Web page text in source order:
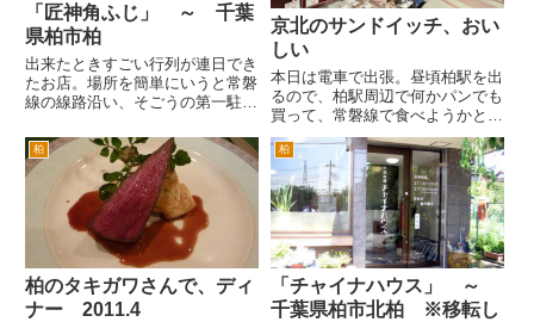
「匠神角ふじ」 ～ 千葉
県柏市柏
出来たときすごい行列が連日でき
たお店。場所を簡単にいうと常磐
線の線路沿い、そごうの第一駐車
を出て、線路沿いに取手方面へ進
みます。そごうの脇を通り道なり
に進むと、左手におあります。
店内は、7席程度なためちょっ
京北のサンドイッチ、おい
しい
本日は電車で出張。昼頃柏駅を出
るので、柏駅周辺で何かパンでも
買って、常磐線で食べようかと。
思案の結果、二番街の京北スーパ
ーに行ってみました。 サンド
イッチや色々なパンがありました
が、サンドイッチいとハンバーガ
ーを購入。 サンドイッチが4...
柏
柏のタキガワさんで、ディ
ナー 2011.4
柏
「チャイナハウス」 ～
千葉県柏市北柏 ※移転し